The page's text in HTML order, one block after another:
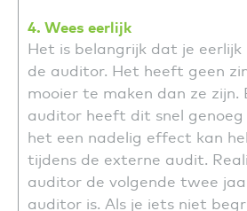
4. Wees eerlijk
Het is belangrijk dat je
de auditor. Het heeft geen
mooier te maken dan ze zijn.
auditor heeft dit snel
het een nadelig effect kan
tijdens de externe audit.
auditor de volgende twee
auditor is. Als je iets niet